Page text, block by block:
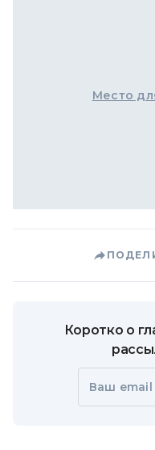
Место
Коротко о
Ваш email